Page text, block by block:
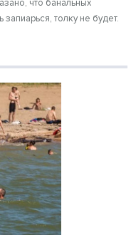
что банальных
запиарься, толку не будет.